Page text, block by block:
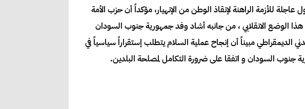
للأزمة الراهنة لإنقاذ الوطن من الإنهيار، مؤكداً أن حزب الأمة
هذا الوضع الانقلابي ، من جانبه أشاد وفد جمهورية جنوب السودان
الديمقراطي مبيناً أن إنجاح عملية السلام يتطلب إستقراراً سياسياً في
جنوب السودان و اتفقا على ضرورة التكامل لمصلحة البلدين.